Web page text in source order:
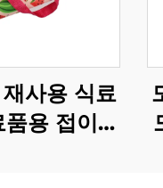
사용 식료
용 접이식